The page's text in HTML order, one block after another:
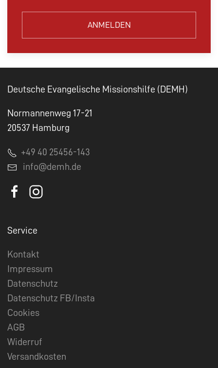
ANMELDEN
Deutsche Evangelische Missionshilfe (DEMH)
Normannenweg 17-21
20537 Hamburg
+49 40 25456-143
info@demh.de
Service
Kontakt
Impressum
Datenschutz
Datenschutz FB/Insta
Cookies
AGB
Widerruf
Versandkosten